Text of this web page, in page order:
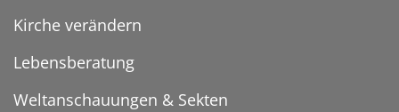
Kirche verändern
Lebensberatung
Weltanschauungen & Sekten